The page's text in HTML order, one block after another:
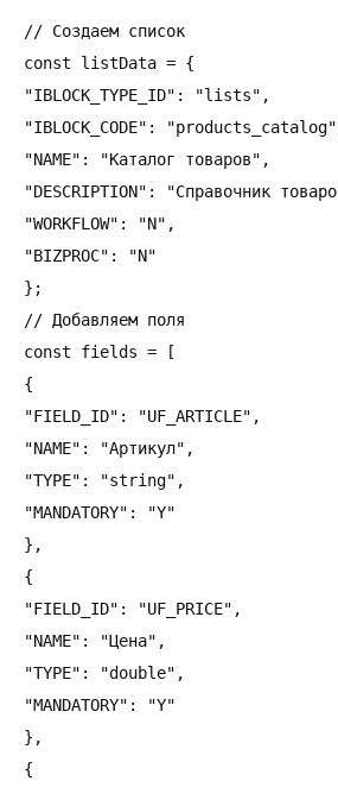
// Создаем список
const listData = {
"IBLOCK_TYPE_ID": "lists",
"IBLOCK_CODE":
"NAME": "Каталог товаров",
"DESCRIPTION": "Справочник
"WORKFLOW": "N",
"BIZPROC": "N"
};
// Добавляем поля
const fields = [
{
"FIELD_ID": "UF_ARTICLE",
"NAME": "Артикул",
"TYPE": "string",
"MANDATORY": "Y"
},
{
"FIELD_ID": "UF_PRICE",
"NAME": "Цена",
"TYPE": "double",
"MANDATORY": "Y"
},
{